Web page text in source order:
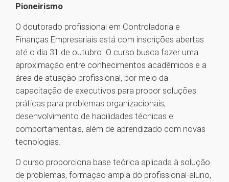
Pioneirismo
O doutorado profissional em Controladoria e
Finanças Empresariais está com inscrições abertas
até o dia 31 de outubro. O curso busca fazer uma
aproximação entre conhecimentos acadêmicos e a
área de atuação profissional, por meio da
capacitação de executivos para propor soluções
práticas para problemas organizacionais,
desenvolvimento de habilidades técnicas e
comportamentais, além de aprendizado com novas
tecnologias.
O curso proporciona base teórica aplicada à solução
de problemas, formação ampla do profissional-aluno,